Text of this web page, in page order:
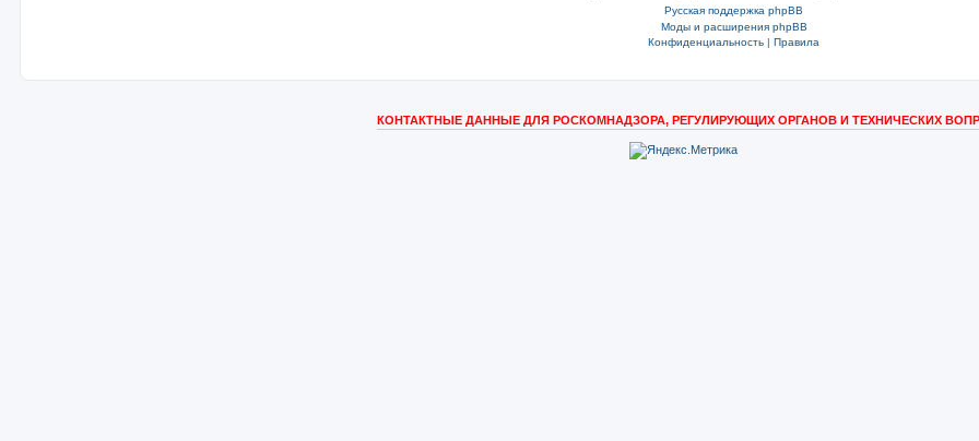
Русская поддержка phpBB
Моды и расширения phpBB
Конфиденциальность |Правила
КОНТАКТНЫЕ ДАННЫЕ ДЛЯ РОСКОМНАДЗОРА, РЕГУЛИРУЮЩИХ ОРГАНОВ И ТЕХНИЧЕСКИХ